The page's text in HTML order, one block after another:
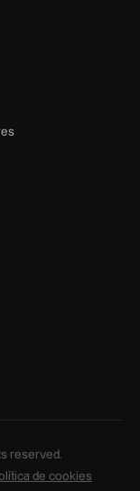
reserved.
de cookies